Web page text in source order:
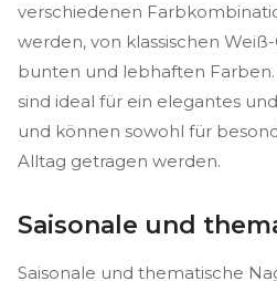
verschiedenen
werden, von klassischen
bunten und lebhaften
sind ideal für ein elegantes
und können sowohl für
Alltag getragen werden.
Saisonale und
Saisonale und thematische